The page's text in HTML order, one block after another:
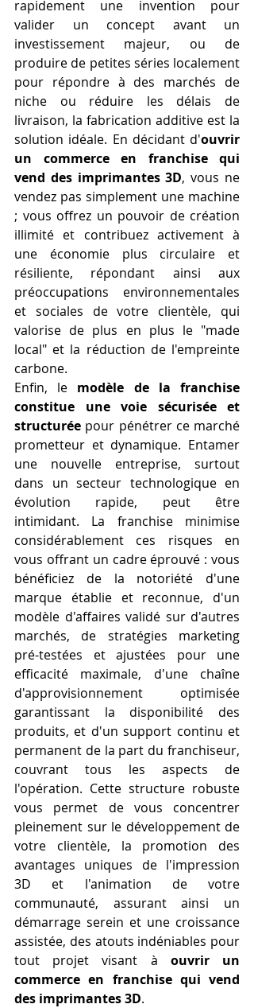
rapidement une invention pour
valider un concept avant un
investissement majeur, ou de
produire de petites séries localement
pour répondre à des marchés de
niche ou réduire les délais de
livraison, la fabrication additive est la
solution idéale. En décidant d'ouvrir
un commerce en franchise qui
vend des imprimantes 3D, vous ne
vendez pas simplement une machine
; vous offrez un pouvoir de création
illimité et contribuez activement à
une économie plus circulaire et
résiliente, répondant ainsi aux
préoccupations environnementales
et sociales de votre clientèle, qui
valorise de plus en plus le "made
local" et la réduction de l'empreinte
carbone.
Enfin, le modèle de la franchise
constitue une voie sécurisée et
structurée pour pénétrer ce marché
prometteur et dynamique. Entamer
une nouvelle entreprise, surtout
dans un secteur technologique en
évolution rapide, peut être
intimidant. La franchise minimise
considérablement ces risques en
vous offrant un cadre éprouvé : vous
bénéficiez de la notoriété d'une
marque établie et reconnue, d'un
modèle d'affaires validé sur d'autres
marchés, de stratégies marketing
pré-testées et ajustées pour une
efficacité maximale, d'une chaîne
d'approvisionnement optimisée
garantissant la disponibilité des
produits, et d'un support continu et
permanent de la part du franchiseur,
couvrant tous les aspects de
l'opération. Cette structure robuste
vous permet de vous concentrer
pleinement sur le développement de
votre clientèle, la promotion des
avantages uniques de l'impression
3D et l'animation de votre
communauté, assurant ainsi un
démarrage serein et une croissance
assistée, des atouts indéniables pour
tout projet visant à ouvrir un
commerce en franchise qui vend
des imprimantes 3D.